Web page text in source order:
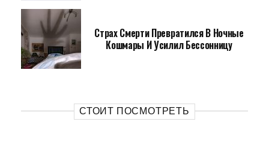
Страх Смерти Превратился В Ночные
Кошмары И Усилил Бессонницу
СТОИТ ПОСМОТРЕТЬ